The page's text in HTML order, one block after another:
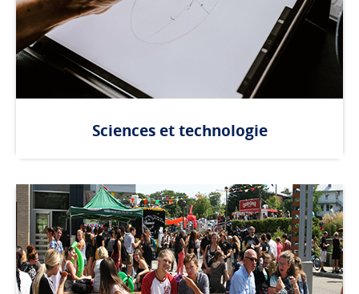
Sciences et technologie